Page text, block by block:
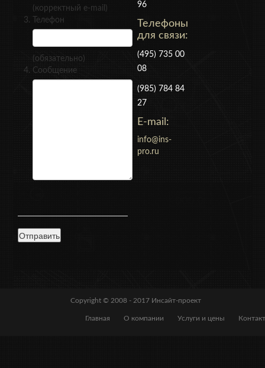
(корректный e-mail)
Телефон
(обязательно)
Сообщение
96
Телефоны
для связи:
(495) 735 00
08
(985) 784 84
27
E-mail:
info@ins-
pro.ru
Copyright © 2008 - 2017 Инсайт-проект
Главная О компании Услуги и цены